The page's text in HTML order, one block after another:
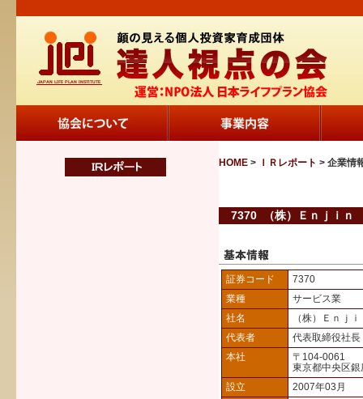
HOME > ＩＲレポート > 企業情
7370 （株）Ｅｎｊｉｎ
証券コード
7370
業種
サービス業
社名
（株）Ｅｎｊ
代表者
代表取締役社
本社
〒104-0061
東京都中央区
設立
2007年03月